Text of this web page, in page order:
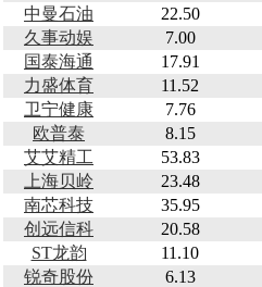
中曼石油
22.50
久事动娱
7.00
国泰海通
17.91
力盛体育
11.52
卫宁健康
7.76
欧普泰
8.15
艾艾精工
53.83
上海贝岭
23.48
南芯科技
35.95
创远信科
20.58
ST龙韵
11.10
锐奇股份
6.13